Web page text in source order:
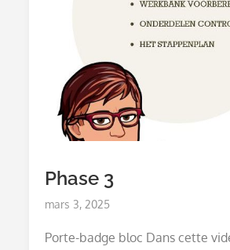
Phase 3
Posted
mars 3, 2025
Porte-badge bloc Dans cette